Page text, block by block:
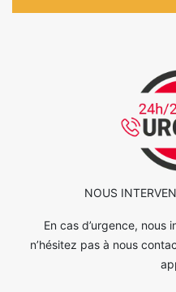
NOUS
En cas d’urgence, nous
n’hésitez pas à nous